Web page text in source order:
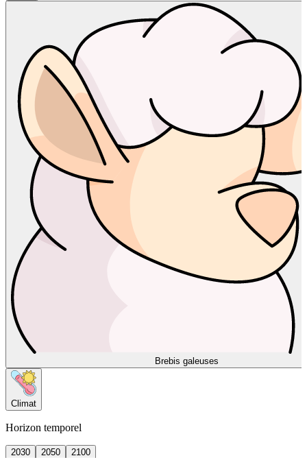
Brebis galeuses
Climat
Horizon temporel
2030 2050
2100